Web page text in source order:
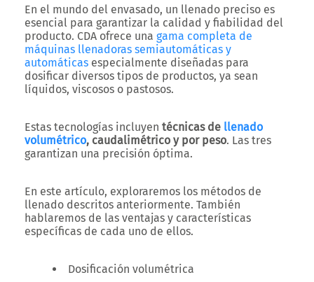
En el mundo del envasado, un llenado preciso es
esencial para garantizar la calidad y fiabilidad del
producto. CDA ofrece una gama completa de
máquinas llenadoras semiautomáticas y
automáticas especialmente diseñadas para
dosificar diversos tipos de productos, ya sean
líquidos, viscosos o pastosos.
Estas tecnologías incluyen técnicas de llenado
volumétrico, caudalimétrico y por peso. Las tres
garantizan una precisión óptima.
En este artículo, exploraremos los métodos de
llenado descritos anteriormente. También
hablaremos de las ventajas y características
específicas de cada uno de ellos.
Dosificación volumétrica